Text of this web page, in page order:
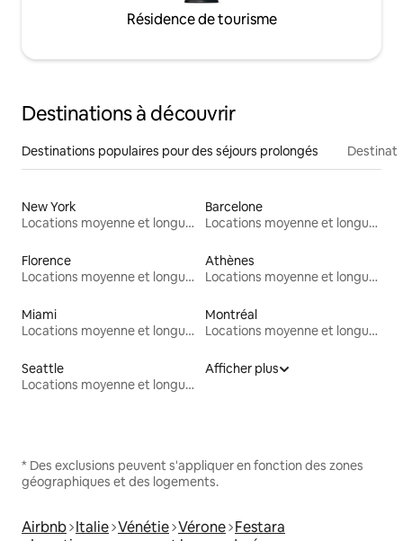
Résidence de tourisme
Destinations à découvrir
Destinations populaires pour des séjours prolongés
New York
Locations moyenne et longue durée
Barcelone
Locations moyenne et longue durée
Florence
Locations moyenne et longue durée
Athènes
Locations moyenne et longue durée
Miami
Locations moyenne et longue durée
Montréal
Locations moyenne et longue durée
Seattle
Locations moyenne et longue durée
Afficher plus
* Des exclusions peuvent s'appliquer en fonction des zones
géographiques et des logements.
Airbnb Italie Vénétie Vérone Festara